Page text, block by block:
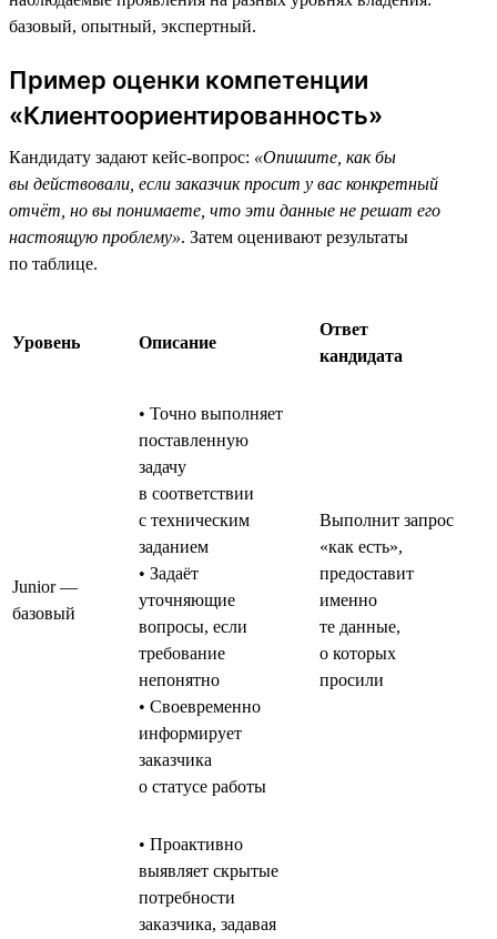
базовый, опытный, экспертный.
Пример оценки компетенции
«Клиентоориентированность»
Кандидату задают кейс-вопрос: «Опишите, как бы
вы действовали, если заказчик просит у вас конкретный
отчёт, но вы понимаете, что эти данные не решат его
настоящую проблему». Затем оценивают результаты
по таблице.
Уровень Описание
Ответ
кандидата
Junior —
базовый
• Точно выполняет
поставленную
задачу
в соответствии
с техническим
заданием
• Задаёт
уточняющие
вопросы, если
требование
непонятно
• Своевременно
информирует
заказчика
о статусе работы
Выполнит запрос
«как есть»,
предоставит
именно
те данные,
о которых
просили
• Проактивно
выявляет скрытые
потребности
заказчика, задавая